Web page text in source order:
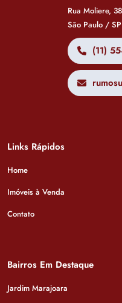
Rua Moliere,
São Paulo / SP
(11)
Links Rápidos
Home
Imóveis à Venda
Contato
Bairros Em Destaque
Jardim Marajoara